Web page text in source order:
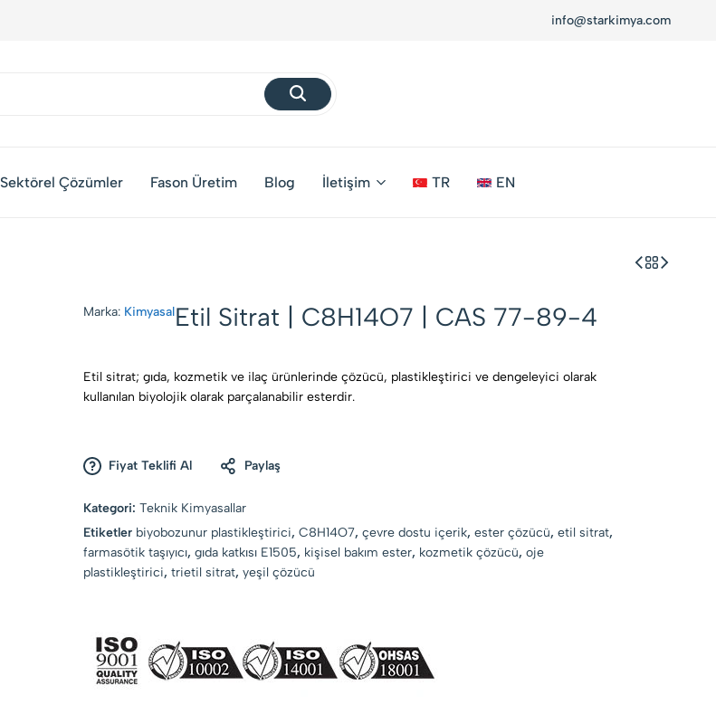
info@starkimya.com
Sektörel Çözümler Fason Üretim Blog İletişim TR EN
Marka: KimyasalEtil Sitrat | C8H14O7 | CAS 77-89-4
Etil sitrat; gıda, kozmetik ve ilaç ürünlerinde çözücü, plastikleştirici ve dengeleyici olarak
kullanılan biyolojik olarak parçalanabilir esterdir.
Fiyat Teklifi Al Paylaş
Kategori: Teknik Kimyasallar
Etiketler biyobozunur plastikleştirici, C8H14O7, çevre dostu içerik, ester çözücü, etil sitrat,
farmasötik taşıyıcı, gıda katkısı E1505, kişisel bakım ester, kozmetik çözücü, oje
plastikleştirici, trietil sitrat, yeşil çözücü